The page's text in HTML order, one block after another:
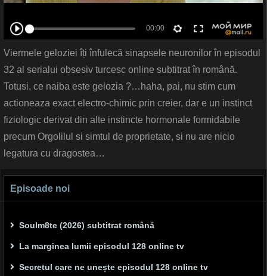
Viermele geloziei îți înfulecă sinapsele neuronilor în episodul
32 al serialui obsesiv turcesc online subtitrat în română.
Totusi, ce naiba este gelozia ?…haha, pai, nu stim cum
actioneaza exact electro-chimic prin creier, dar e un instinct
fiziologic derivat din alte instincte hormonale formidabile
precum Orgolilul si simtul de proprietate, si nu are nicio
legatura cu dragostea…
Episoade noi
Soulm8te (2026) subtitrat română
La marginea lumii episodul 128 online tv
Secretul care ne unește episodul 128 online tv